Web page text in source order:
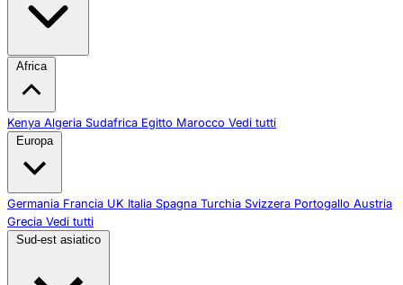
Africa
Kenya Algeria Sudafrica Egitto Marocco Vedi tutti
Europa
Germania Francia UK Italia Spagna Turchia Svizzera Portogallo Austria
Grecia Vedi tutti
Sud-est asiatico